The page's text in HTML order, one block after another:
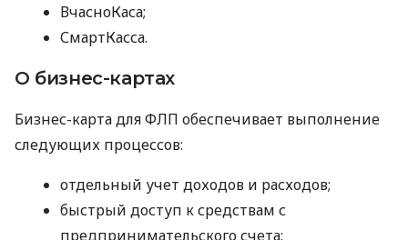
ВчасноКаса;
СмартКасса.
О бизнес-картах
Бизнес-карта для ФЛП обеспечивает выполнение
следующих процессов:
отдельный учет доходов и расходов;
быстрый доступ к средствам с
предпринимательского счета;